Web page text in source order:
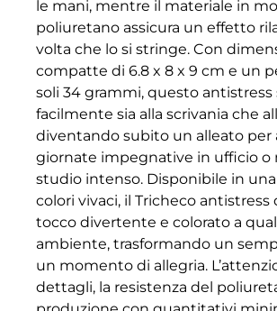
le mani, mentre il materiale in
poliuretano assicura un effetto
volta che lo si stringe. Con
compatte di 6.8 x 8 x 9 cm e un
soli 34 grammi, questo antistress
facilmente sia alla scrivania che
diventando subito un alleato per
giornate impegnative in ufficio o
studio intenso. Disponibile in
colori vivaci, il Tricheco antistress
tocco divertente e colorato a
ambiente, trasformando un
un momento di allegria.
dettagli, la resistenza del